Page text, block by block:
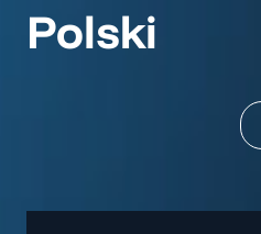
Polski